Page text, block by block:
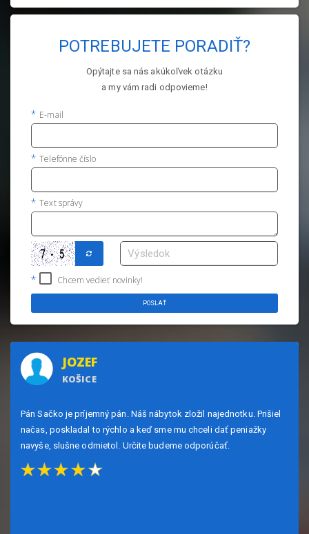
POTREBUJETE PORADIŤ?
Opýtajte sa nás akúkoľvek otázku
a my vám radi odpovieme!
E-mail
Telefónne číslo
Text správy
Chcem vedieť novinky!
POSLAŤ
JOZEF
KOŠICE
Pán Sačko je príjemný pán. Náš nábytok zložil najednotku. Prišiel
načas, poskladal to rýchlo a keď sme mu chceli dať peniažky
navyše, slušne odmietol. Určite budeme odporúčať.